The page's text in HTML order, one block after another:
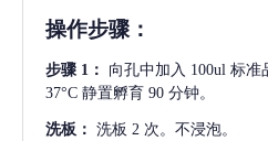
操作步骤：
步骤 1： 向孔中加入 100ul 标准
37°C 静置孵育 90 分钟。
洗板： 洗板 2 次。不浸泡。